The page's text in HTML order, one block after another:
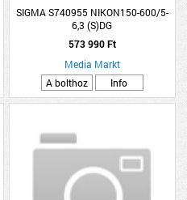
SIGMA S740955 NIKON150-600/5-
6,3 (S)DG
573 990 Ft
Media Markt
A bolthoz
Info